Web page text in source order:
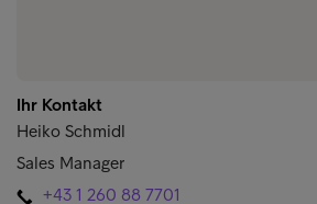
Ihr Kontakt
Heiko Schmidl
Sales Manager
+43 1 260 88 7701